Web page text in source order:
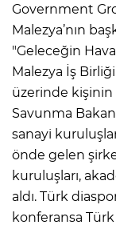
Government
Malezya’nın
"Geleceğin
Malezya İş
üzerinde kişinin
Savunma
sanayi
önde gelen
kuruluşları,
aldı. Türk
konferansa